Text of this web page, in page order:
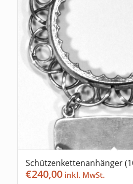
Schützenkettenanhänger
€240,00